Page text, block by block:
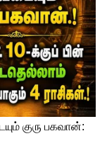
பிடித்தம்
அவசரத்
தொகை